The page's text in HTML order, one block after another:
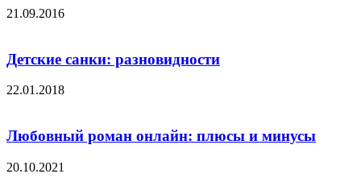
21.09.2016
Детские санки: разновидности
22.01.2018
Любовный роман онлайн: плюсы и минусы
20.10.2021